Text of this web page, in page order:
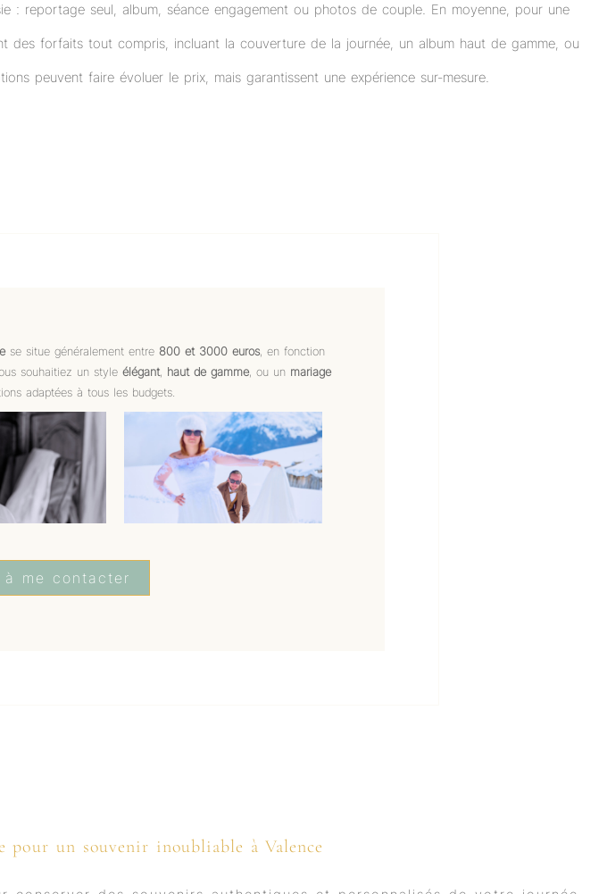
: reportage seul, album, séance engagement ou photos de couple. En moyenne, pour une
forfaits tout compris, incluant la couverture de la journée, un album haut de gamme, ou
peuvent faire évoluer le prix, mais garantissent une expérience sur-mesure.
se situe généralement entre 800 et 3000 euros, en fonction
souhaitiez un style élégant, haut de gamme, ou un mariage
adaptées à tous les budgets.
me contacter
un souvenir inoubliable à Valence